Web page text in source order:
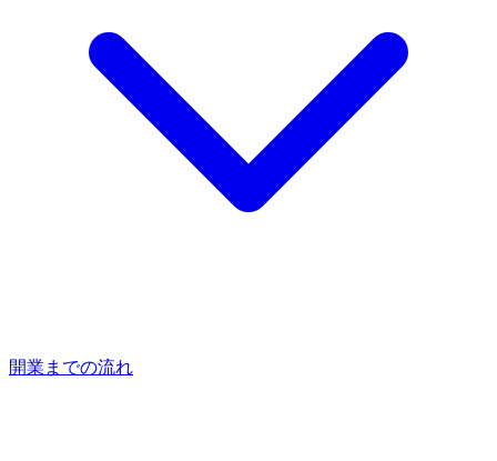
開業までの流れ